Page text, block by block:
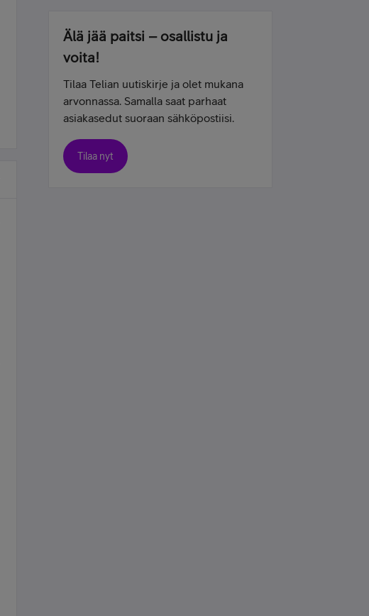
Älä jää paitsi – osallistu ja
voita!
Tilaa Telian uutiskirje ja olet mukana
arvonnassa. Samalla saat parhaat
asiakasedut suoraan sähköpostiisi.
Tilaa nyt